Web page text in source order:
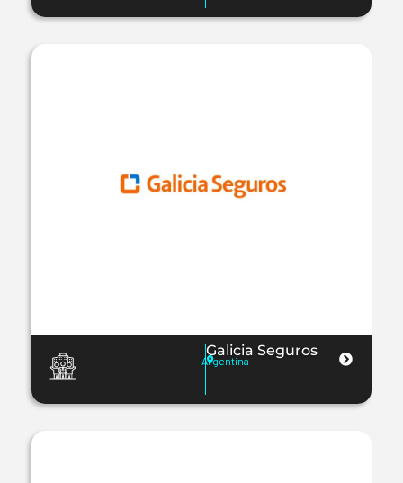
Galicia Seguros
Argentina